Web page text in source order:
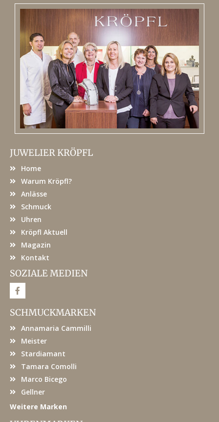
JUWELIER KRÖPFL
Home
Warum Kröpfl?
Anlässe
Schmuck
Uhren
Kröpfl Aktuell
Magazin
Kontakt
SOZIALE MEDIEN
F
a
e
b
o
SCHMUCKMARKEN
Annamaria Cammilli
Meister
Stardiamant
Tamara Comolli
Marco Bicego
Gellner
Weitere Marken